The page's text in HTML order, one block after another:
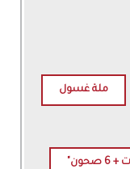
ملة غسول